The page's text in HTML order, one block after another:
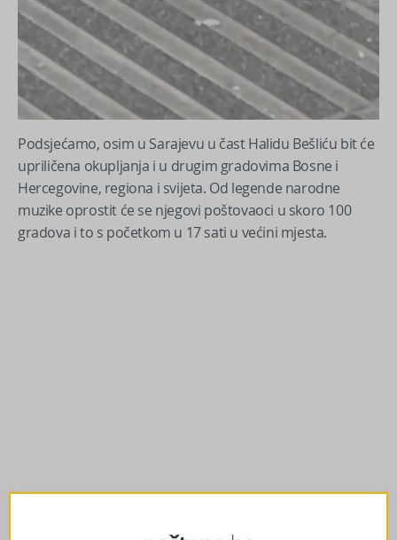
Podsjećamo, osim u Sarajevu u čast Halidu Bešliću bit će
upriličena okupljanja i u drugim gradovima Bosne i
Hercegovine, regiona i svijeta. Od legende narodne
muzike oprostit će se njegovi poštovaoci u skoro 100
gradova i to s početkom u 17 sati u većini mjesta.